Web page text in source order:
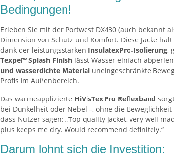
Bedingungen!
Erleben Sie mit der Portwest DX430 (auch bekannt
Dimension von Schutz und Komfort: Diese Jacke hält
dank der leistungsstarken InsulatexPro‑Isolierung,
Texpel™ Splash Finish lässt Wasser einfach
und wasserdichte Material uneingeschränkte
Profis im Außenbereich.
Das wärmeapplizierte HiVisTex Pro Reflexband
bei Dunkelheit oder Nebel –, ohne die
dass Nutzer sagen: „Top quality jacket, very well
plus keeps me dry. Would recommend definitely.“
Darum lohnt sich die Investition: